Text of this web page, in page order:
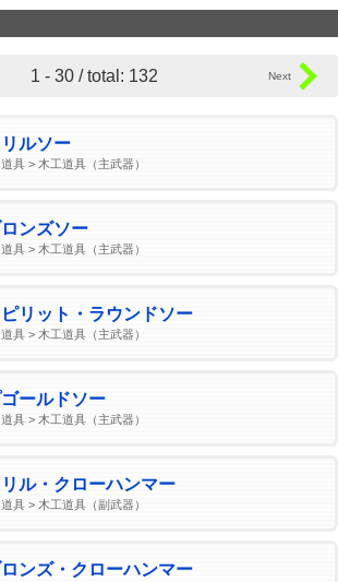
1 - 30 / total: 132
ルソー
具 > 木工道具（主武器）
ンズソー
具 > 木工道具（主武器）
リット・ラウンドソー
具 > 木工道具（主武器）
ールドソー
具 > 木工道具（主武器）
ル・クローハンマー
具 > 木工道具（副武器）
ンズ・クローハンマー